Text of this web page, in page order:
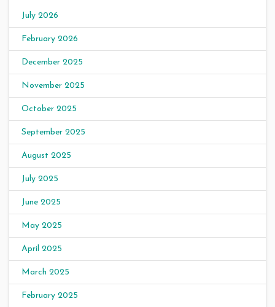
July 2026
February 2026
December 2025
November 2025
October 2025
September 2025
August 2025
July 2025
June 2025
May 2025
April 2025
March 2025
February 2025